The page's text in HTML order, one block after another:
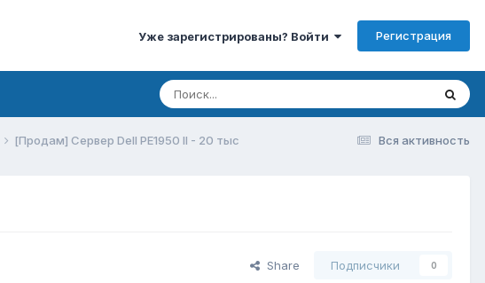
Уже зарегистрированы? Войти Регистрация
Вся активность
[Продам] Сервер Dell PE1950 II - 20 тыс
Share Подписчики 0